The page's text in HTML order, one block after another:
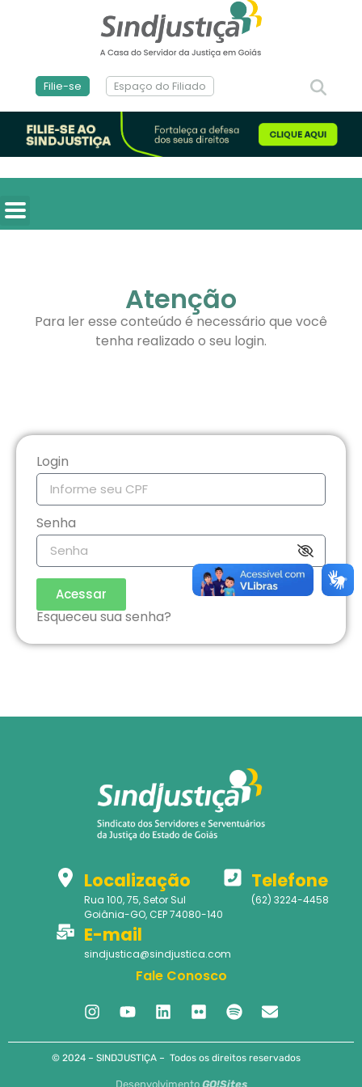
Filie-se Espaço do Filiado
Atenção
Para ler esse conteúdo é necessário que você
tenha realizado o seu login.
Login
Senha
Acessar
Esqueceu sua senha?
Localização
Rua 100, 75, Setor Sul
Goiânia-GO, CEP 74080-140
Telefone
(62) 3224-4458
E-mail
sindjustica@sindjustica.com
Fale Conosco
© 2024 – SINDJUSTIÇA – Todos os direitos reservados
Desenvolvimento GO!Sites